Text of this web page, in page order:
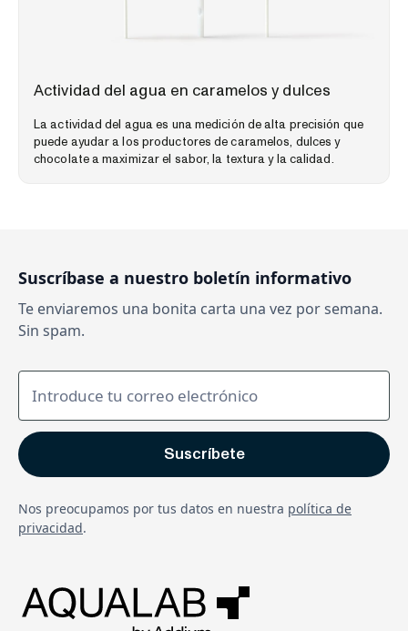
Actividad del agua en caramelos y dulces
La actividad del agua es una medición de alta precisión que
puede ayudar a los productores de caramelos, dulces y
chocolate a maximizar el sabor, la textura y la calidad.
Suscríbase a nuestro boletín informativo
Te enviaremos una bonita carta una vez por semana.
Sin spam.
Nos preocupamos por tus datos en nuestra política de
privacidad.